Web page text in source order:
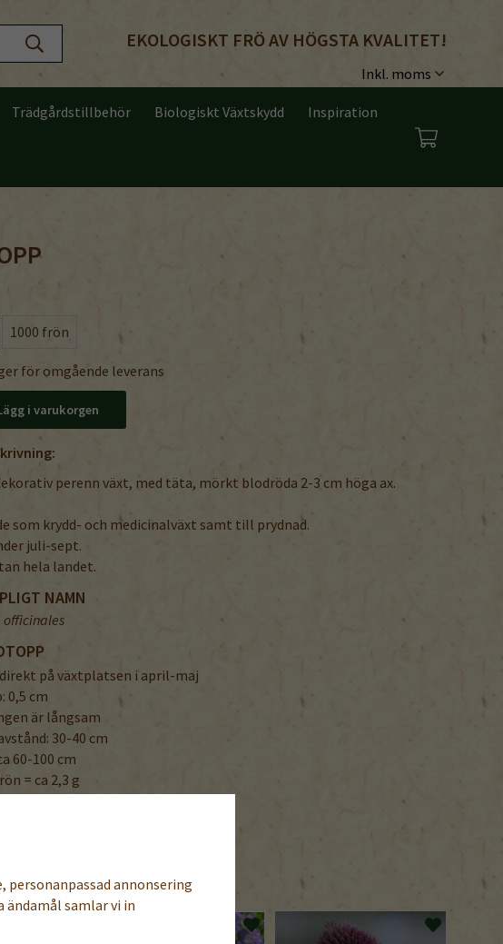
EKOLOGISKT FRÖ AV HÖGSTA KVALITET!
Trädgårdstillbehör Biologiskt Växtskydd Inspiration
1000 frön
för omgående leverans
i varukorgen
perenn växt, med täta, mörkt blodröda 2-3 cm höga ax.
som krydd- och medicinalväxt samt till prydnad.
juli-sept.
hela landet.
NAMN
officinales
på växtplatsen i april-maj
0,5 cm
är långsam
30-40 cm
60-100 cm
= ca 2,3 g
lägst 40%
personanpassad annonsering
samlar vi in